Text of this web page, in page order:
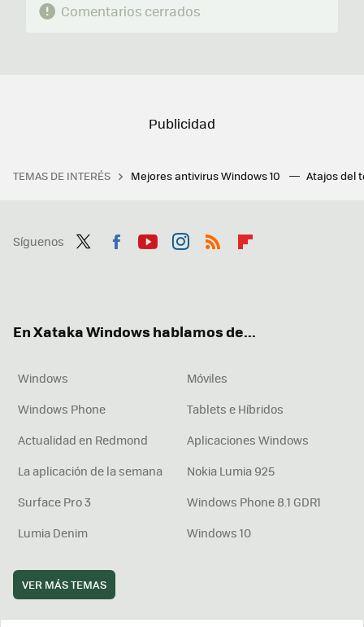
Comentarios cerrados
TEMAS DE INTERÉS Mejores antivirus Windows 10 Atajos del
Síguenos
En Xataka Windows hablamos de...
Windows
Móviles
Windows Phone
Tablets e Híbridos
Actualidad en Redmond
Aplicaciones Windows
La aplicación de la semana
Nokia Lumia 925
Surface Pro 3
Windows Phone 8.1 GDR1
Lumia Denim
Windows 10
VER MÁS TEMAS